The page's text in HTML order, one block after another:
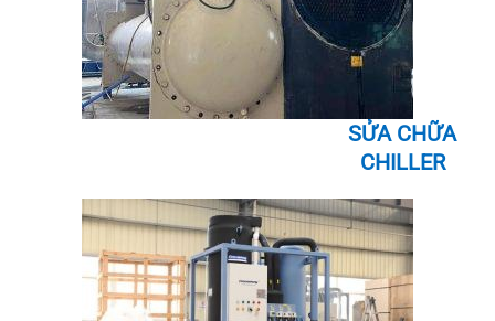
SỬA CHỮA
CHILLER